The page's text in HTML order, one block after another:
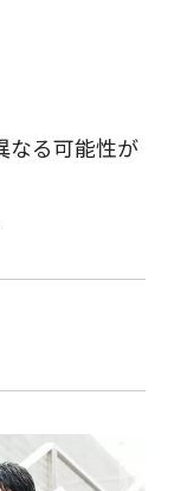
なる可能性が